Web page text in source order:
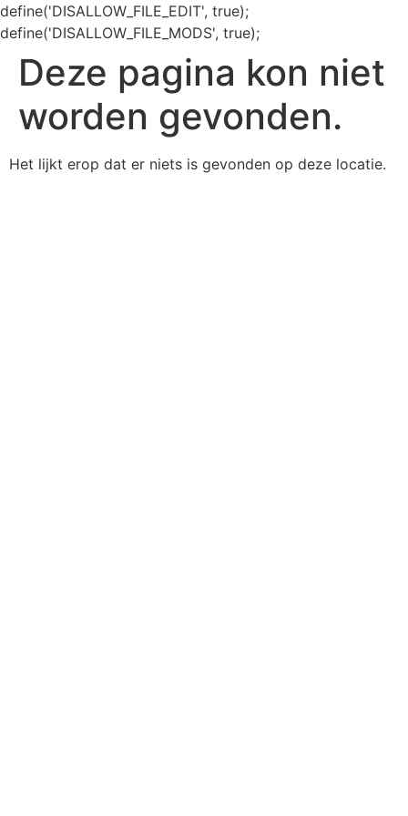
define('DISALLOW_FILE_EDIT', true);
define('DISALLOW_FILE_MODS', true);
Deze pagina kon niet
worden gevonden.
Het lijkt erop dat er niets is gevonden op deze locatie.